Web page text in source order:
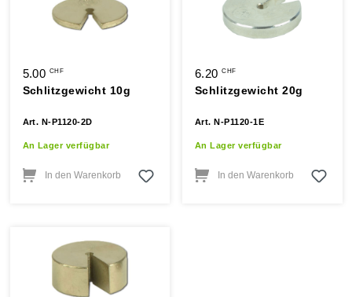
5.00 CHF
Schlitzgewicht 10g
Art. N-P1120-2D
An Lager verfügbar
In den Warenkorb
6.20CHF
Schlitzgewicht 20g
Art. N-P1120-1E
An Lager verfügbar
In den Warenkorb